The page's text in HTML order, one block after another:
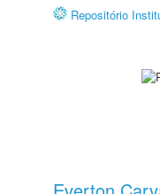
Repositório